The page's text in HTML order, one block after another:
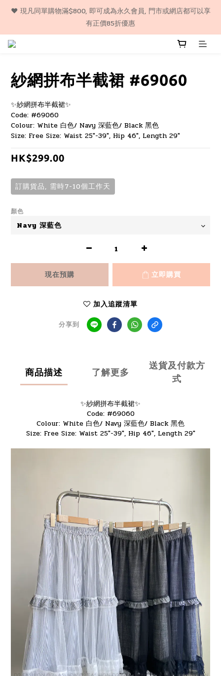
❤️ 購物滿$500, 即享包郵服務, 代購貨品除外（順豐門市自取或智
能櫃)
❤️ 現凡同單購物滿$800, 即可成為永久會員, 門市或網店都可以享
有正價85折優惠
❤️ 購物滿$500, 即享包郵服務, 代購貨品除外（順豐門市自取或智
紗網拼布半截裙 #69060
✨紗網拼布半截裙✨
Code: #69060
Colour: White 白色/ Navy 深藍色/ Black 黑色
Size: Free Size: Waist 25"-39", Hip 46", Length 29"
HK$299.00
訂購貨品, 需時7-10個工作天
顏色
現在預購 立即購買
加入追蹤清單
分享到
商品描述 了解更多
送貨及付款方
式
✨紗網拼布半截裙✨
Code: #69060
Colour: White 白色/ Navy 深藍色/ Black 黑色
Size: Free Size: Waist 25"-39", Hip 46", Length 29"